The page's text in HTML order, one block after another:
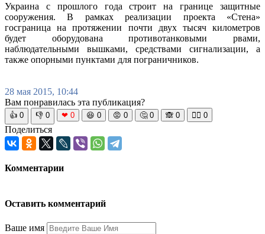
Украина с прошлого года строит на границе защитные
сооружения. В рамках реализации проекта «Стена»
госграница на протяжении почти двух тысяч километров
будет оборудована противотанковыми рвами,
наблюдательными вышками, средствами сигнализации, а
также опорными пунктами для пограничников.
28 мая 2015, 10:44
Вам понравилась эта публикация?
👍 0 👎 0 ❤ 0 😆 0 😡 0 🤔 0 🙈 0 🧘‍♀️ 0
Поделиться
Комментарии
Оставить комментарий
Ваше имя